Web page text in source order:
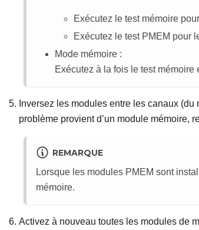
Exécutez le test mémoire
Exécutez le test PMEM pour
Mode mémoire :
Exécutez à la fois le test
Inversez les modules entre les canaux
problème provient d’un module mémoire,
REMARQUE
Lorsque les modules PMEM sont
mémoire.
Activez à nouveau toutes les modules de